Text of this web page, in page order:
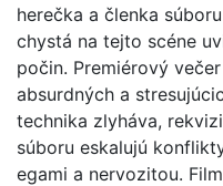
herečka a členka
chystá na tejto scéne
počin. Premiérový
absurdných a
technika zlyháva,
súboru eskalujú
egami a nervozitou.